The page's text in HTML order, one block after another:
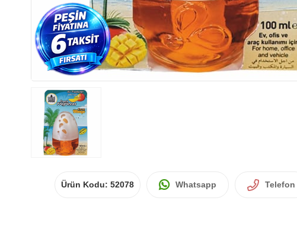
Ürün Kodu: 52078 Whatsapp Telefon